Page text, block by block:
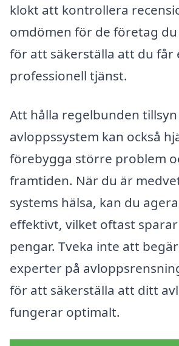
klokt att kontrollera
omdömen för de företag
för att säkerställa att du får
professionell tjänst.
Att hålla regelbunden
avloppssystem kan också
förebygga större problem
framtiden. När du är
systems hälsa, kan du
effektivt, vilket oftast
pengar. Tveka inte att
experter på
för att säkerställa att ditt
fungerar optimalt.